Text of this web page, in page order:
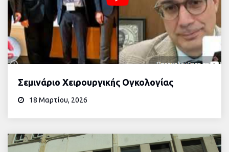
Σεμινάριο Χειρουργικής Ογκολογίας
18 Μαρτίου, 2026